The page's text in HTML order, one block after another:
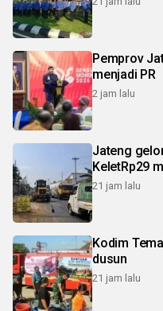
Pemprov
menjadi PR
2 jam lalu
Jateng
KeletRp29
21 jam lalu
Kodim
dusun
21 jam lalu